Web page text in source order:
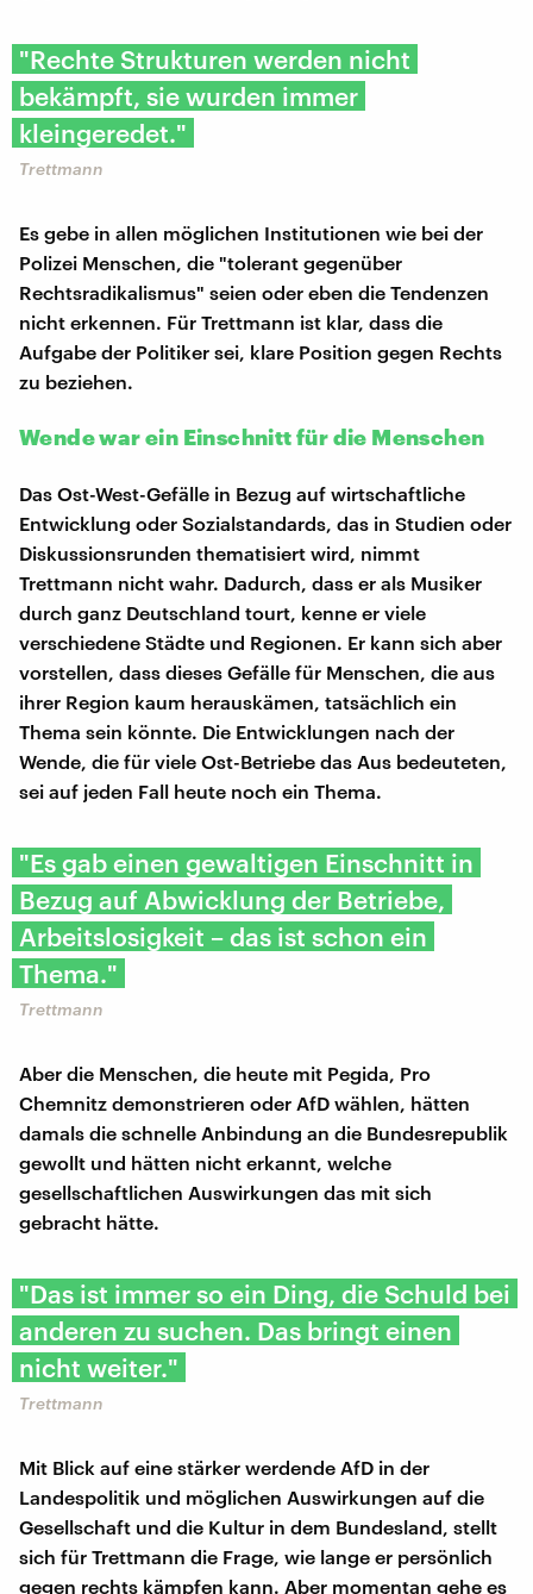
"Rechte Strukturen werden nicht
bekämpft, sie wurden immer
kleingeredet."
Trettmann
Es gebe in allen möglichen Institutionen wie bei der
Polizei Menschen, die "tolerant gegenüber
Rechtsradikalismus" seien oder eben die Tendenzen
nicht erkennen. Für Trettmann ist klar, dass die
Aufgabe der Politiker sei, klare Position gegen Rechts
zu beziehen.
Wende war ein Einschnitt für die Menschen
Das Ost-West-Gefälle in Bezug auf wirtschaftliche
Entwicklung oder Sozialstandards, das in Studien oder
Diskussionsrunden thematisiert wird, nimmt
Trettmann nicht wahr. Dadurch, dass er als Musiker
durch ganz Deutschland tourt, kenne er viele
verschiedene Städte und Regionen. Er kann sich aber
vorstellen, dass dieses Gefälle für Menschen, die aus
ihrer Region kaum herauskämen, tatsächlich ein
Thema sein könnte. Die Entwicklungen nach der
Wende, die für viele Ost-Betriebe das Aus bedeuteten,
sei auf jeden Fall heute noch ein Thema.
"Es gab einen gewaltigen Einschnitt in
Bezug auf Abwicklung der Betriebe,
Arbeitslosigkeit – das ist schon ein
Thema."
Trettmann
Aber die Menschen, die heute mit Pegida, Pro
Chemnitz demonstrieren oder AfD wählen, hätten
damals die schnelle Anbindung an die Bundesrepublik
gewollt und hätten nicht erkannt, welche
gesellschaftlichen Auswirkungen das mit sich
gebracht hätte.
"Das ist immer so ein Ding, die Schuld bei
anderen zu suchen. Das bringt einen
nicht weiter."
Trettmann
Mit Blick auf eine stärker werdende AfD in der
Landespolitik und möglichen Auswirkungen auf die
Gesellschaft und die Kultur in dem Bundesland, stellt
sich für Trettmann die Frage, wie lange er persönlich
gegen rechts kämpfen kann. Aber momentan gehe es